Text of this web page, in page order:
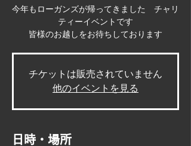
今年もローガンズが帰ってきました チャリ
ティーイベントです
皆様のお越しをお待ちしております
チケットは販売されていません
他のイベントを見る
日時・場所